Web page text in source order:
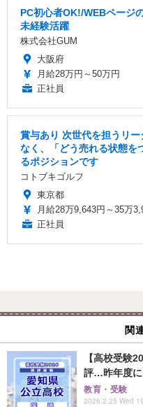
PC初心者OK!/WEBページ
未経験活躍
株式会社GUM
大阪府
月給28万円～50万円
正社員
賞与あり 次世代を担うリ
なく、「どう売れる状態を
るポジションです
コトブキゴルフ
東京都
月給28万9,643円～35万
正社員
関
【高校受験
評…昨年度に
教育・受験
2026.2.25 Wed